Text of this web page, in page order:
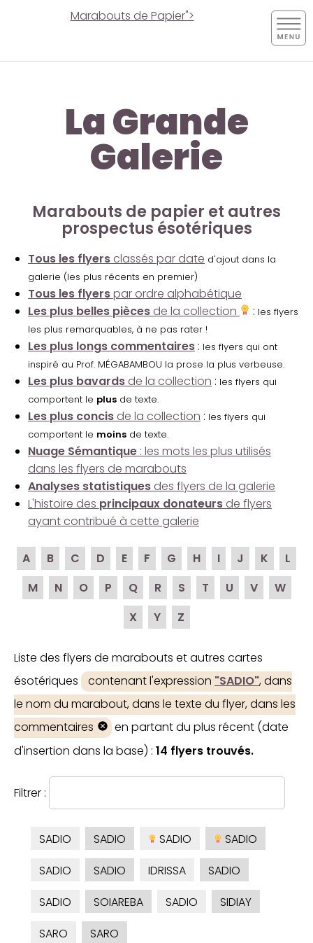
Marabouts de Papier">
La Grande
Galerie
Marabouts de papier et autres
prospectus ésotériques
Tous les flyers classés par date d'ajout dans la
galerie (les plus récents en premier)
Tous les flyerspar ordre alphabétique
Les plus belles pièces de la collection : les flyers
les plus remarquables, à ne pas rater !
Les plus longs commentaires : les flyers qui ont
inspiré au Prof. MÉGABAMBOU la prose la plus verbeuse.
Les plus bavards de la collection : les flyers qui
comportent le plus de texte.
Les plus concis de la collection : les flyers qui
comportent le moins de texte.
Nuage Sémantique : les mots les plus utilisés
dans les flyers de marabouts
Analyses statistiques des flyers de la galerie
L'histoire des principaux donateurs de flyers
ayant contribué à cette galerie
A B C D E F G H I J K
L
M
N O P Q R S T U V
W
X
Y Z
Liste des flyers de marabouts et autres cartes
ésotériques
contenant l'expression "SADIO", dans
le nom du marabout, dans le texte du flyer, dans les
commentaires
en partant du plus récent (date
d'insertion dans la base) : 14 flyers trouvés.
Filtrer :
SADIO SADIO SADIO
SADIO
SADIO
SADIO IDRISSA
SADIO
SADIO
SOIAREBA SADIO
SIDIAY
SARO
SARO